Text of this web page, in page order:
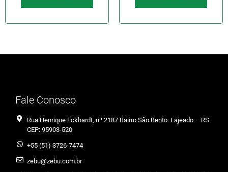
Fale Conosco
Rua Henrique Eckhardt, nº 2187 Bairro São Bento. Lajeado – RS
CEP: 95903-520
+55 (51) 3726-7474
zebu@zebu.com.br